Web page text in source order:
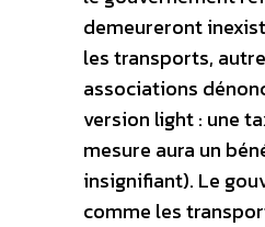
demeureront
les transports,
associations
version light : une
mesure aura un
insignifiant). Le
comme les